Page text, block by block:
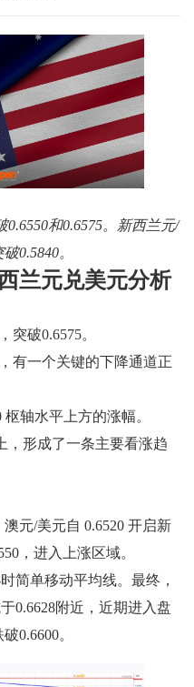
和0.6575。新西兰元/
0.5840。
兰元兑美元分析
突破0.6575。
有一个关键的下降通道正
轴水平上方的涨幅。
，形成了一条主要看涨趋
元/美元自 0.6520 开启新
，进入上涨区域。
简单移动平均线。最终，
0.6628附近，近期进入盘
0.6600。